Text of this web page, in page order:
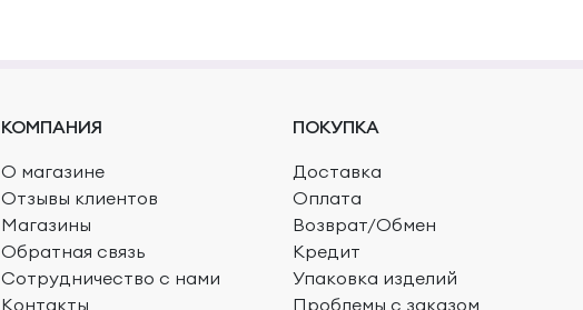
КОМПАНИЯ
О магазине
Отзывы клиентов
Магазины
Обратная связь
Сотрудничество с нами
Контакты
ПОКУПКА
Доставка
Оплата
Возврат/Обмен
Кредит
Упаковка изделий
Проблемы с заказом